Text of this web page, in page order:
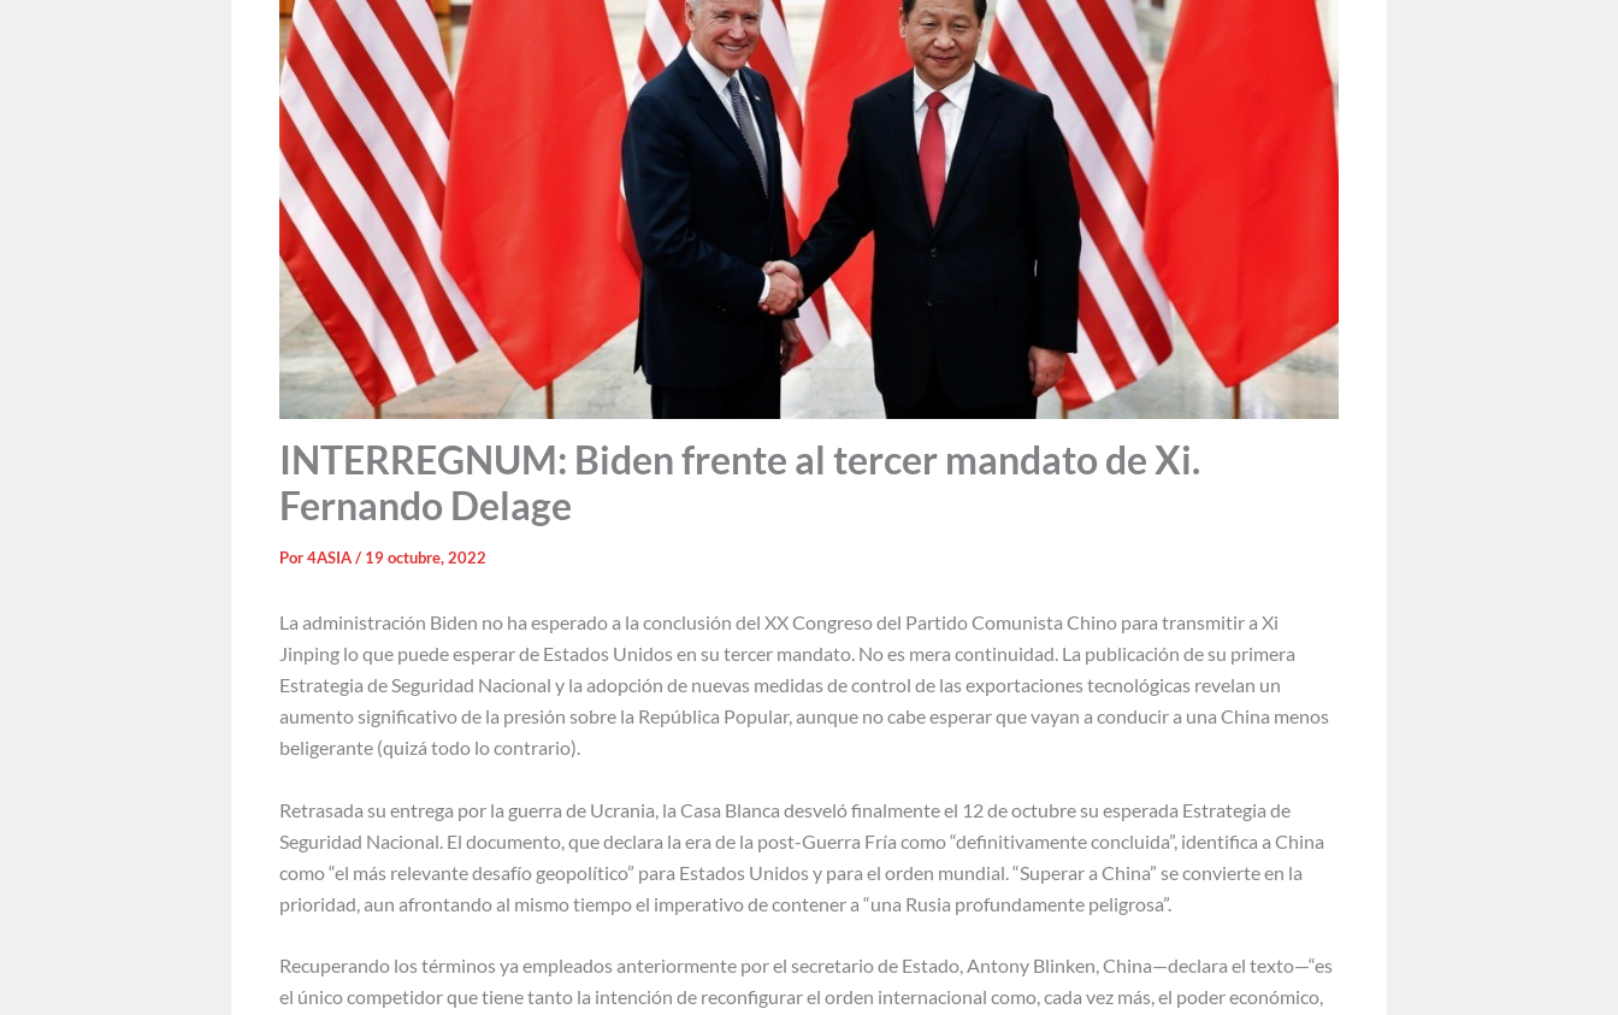
INTERREGNUM: Biden frente al tercer mandato de Xi.
Fernando Delage
Por4ASIA/ 19 octubre, 2022
La administración Biden no ha esperado a la conclusión del XX Congreso del Partido Comunista Chino para transmitir a Xi
Jinping lo que puede esperar de Estados Unidos en su tercer mandato. No es mera continuidad. La publicación de su primera
Estrategia de Seguridad Nacional y la adopción de nuevas medidas de control de las exportaciones tecnológicas revelan un
aumento significativo de la presión sobre la República Popular, aunque no cabe esperar que vayan a conducir a una China menos
beligerante (quizá todo lo contrario).
Retrasada su entrega por la guerra de Ucrania, la Casa Blanca desveló finalmente el 12 de octubre su esperada Estrategia de
Seguridad Nacional. El documento, que declara la era de la post-Guerra Fría como “definitivamente concluida”, identifica a China
como “el más relevante desafío geopolítico” para Estados Unidos y para el orden mundial. “Superar a China” se convierte en la
prioridad, aun afrontando al mismo tiempo el imperativo de contener a “una Rusia profundamente peligrosa”.
Recuperando los términos ya empleados anteriormente por el secretario de Estado, Antony Blinken, China—declara el texto—“es
el único competidor que tiene tanto la intención de reconfigurar el orden internacional como, cada vez más, el poder económico,